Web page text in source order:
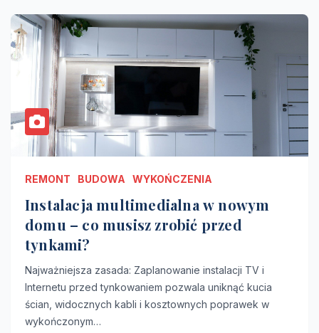
REMONT BUDOWA WYKOŃCZENIA
Instalacja multimedialna w nowym
domu – co musisz zrobić przed
tynkami?
Najważniejsza zasada: Zaplanowanie instalacji TV i
Internetu przed tynkowaniem pozwala uniknąć kucia
ścian, widocznych kabli i kosztownych poprawek w
wykończonym…